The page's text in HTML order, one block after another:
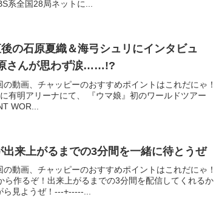
系全国28局ネットに...
の石原夏織＆海弓シュリにインタビュ
さんが思わず涙……!?
動画、チャッピーのおすすめポイントはこれだにゃ！
有明アリーナにて、 『ウマ娘』初のワールドツアー
WOR...
出来上がるまでの3分間を一緒に待とうぜ
動画、チャッピーのおすすめポイントはこれだにゃ！
ら作るぞ！出来上がるまでの3分間を配信してくれるか
見ようぜ！---+-----...